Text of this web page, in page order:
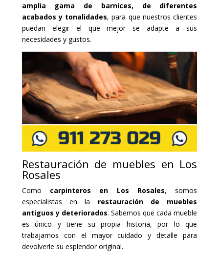
amplia gama de barnices, de diferentes
acabados y tonalidades, para que nuestros clientes
puedan elegir el que mejor se adapte a sus
necesidades y gustos.
Restauración de muebles en Los
Rosales
Como carpinteros en Los Rosales, somos
especialistas en la restauración de muebles
antiguos y deteriorados. Sabemos que cada mueble
es único y tiene su propia historia, por lo que
trabajamos con el mayor cuidado y detalle para
devolverle su esplendor original.